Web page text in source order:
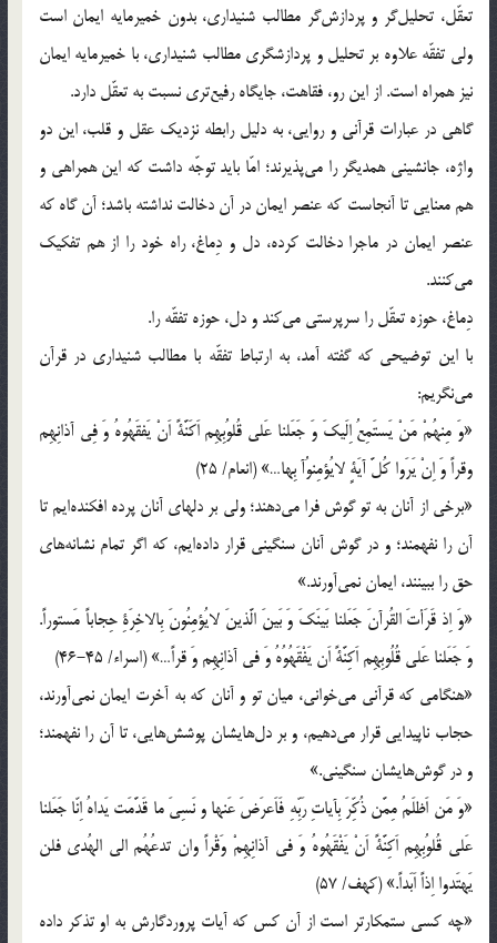
تعقّل، تحليل‌گر و پردازش‌گر مطالب شنيدارى، بدون خميرمايه ايمان است
ولى تفقّه علاوه بر تحليل و پردازشگرى مطالب شنيدارى، با خميرمايه ايمان
نيز همراه است. از اين رو، فقاهت، جايگاه رفيع‌ترى نسبت به تعقّل دارد.
گاهى در عبارات قرآنى و روايى، به دليل رابطه نزديك عقل و قلب، اين دو
واژه، جانشينى همديگر را مى‌پذيرند؛ امّا بايد توجّه داشت كه اين همراهى و
هم معنايى تا آنجاست كه عنصر ايمان در آن دخالت نداشته باشد؛ آن گاه كه
عنصر ايمان در ماجرا دخالت كرده، دل و دِماغ، راه خود را از هم تفكيك
مى‌كنند.
دِماغ، حوزه تعقّل را سرپرستى مى‌كند و دل، حوزه تفقّه را.
با اين توضيحى كه گفته آمد، به ارتباط تفقّه با مطالب شنيدارى در قرآن
مى‌نگريم:
«وَ مِنهُمْ مَنْ يَستَمِعُ اِلَيكَ وَ جَعَلنا عَلى قُلوُبِهِم اَكَنَّةً اَنْ يَفقَهُوهُ وَ فِى آذانِهِم
وقراً وَ اِنْ يَرَوا كُلَّ آيَةٍ لايُؤمِنوُآ بِها…» (انعام/ 25)
«برخى از آنان به تو گوش فرا مى‌دهند؛ ولى بر دلهاى آنان پرده افكنده‌ايم تا
آن را نفهمند؛ و در گوش آنان سنگينى قرار داده‌ايم، كه اگر تمام نشانه‌هاى
حق را ببينند، ايمان نمى‌آورند.»
«وَ اِذ قَرَأتَ القُرآنَ جَعَلنا بَينَكَ وَ بَينَ الَّذينَ لايُؤمِنُونَ بِالاخِرَةِ حِجاباً مَستوراً.
وَ جَعَلنا عَلى قُلُوبِهِم اَكِنَّةً اَن يَفْقَهُوُهُ وَ فى آذانِهِم وَ قراً…» (اسراء/ 45-46)
«هنگامى كه قرآنى مى‌خوانى، ميان تو و آنان كه به آخرت ايمان نمى‌آورند،
حجاب ناپيدايى قرار مى‌دهيم، و بر دل‌هايشان پوشش‌هايى، تا آن را نفهمند؛
و در گوش‌هايشان سنگينى.»
«وَ مَن اَظلَمُ مِمَّن ذُكِّرَ بِآياتِ رَبِّهِ فَاَعرَضَ عَنها و نَسِىَ ما قَدَّمَت يَداهُ اِنّا جَعَلنا
عَلى قُلوُبِهِم اَكِنَّةً اَنْ يَفْقَهُوهُ وَ فى آذانِهِمْ وَقْراً وان تدعُهُم الى الهُدى فلن
يَهتَدوا اِذاً اَبَداً.» (كهف/ 57)
«چه كسى ستمكارتر است از آن كس كه آيات پروردگارش به او تذكر داده